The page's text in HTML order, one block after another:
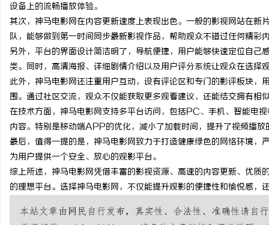
设备上的流畅播放体验。
其次，神马电影网在内容更新速度上表现出色。一般的影视网站在
队，能够做到第一时间同步最新影视作品，帮助观众不错过任何精彩
另外，平台的界面设计简洁明了，导航便捷，用户能够快速定位自
类。同时，高清海报、详细剧情介绍以及用户评分系统让观众在选择
此外，神马电影网还注重用户互动，设有评论区和专门的影评板块
围。通过社区交流，观众不仅能获取更多观看建议，还能结交拥有相
在技术方面，神马电影网支持多平台访问，包括PC、手机、智能电
内容。特别是移动端APP的优化，减小了加载时间，提升了视频播放
最后，值得一提的是，神马电影网致力于打造健康绿色的网络环境
为用户提供一个安全、放心的观影平台。
综上所述，神马电影网凭借丰富的影视资源、高速的内容更新、优
的理想平台。选择神马电影网，不仅能提升观影的便捷性和愉悦感
3d激光内雕机：精密雕